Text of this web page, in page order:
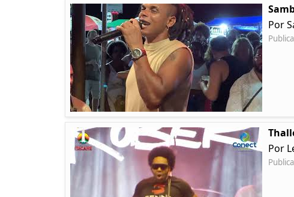
Por
Por